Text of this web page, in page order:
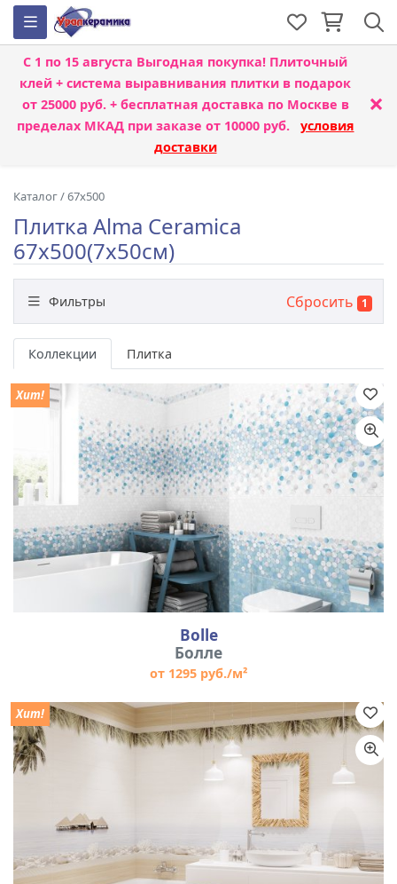
С 1 по 15 августа Выгодная покупка! Плиточный
клей + система выравнивания плитки в подарок
от 25000 руб. + бесплатная доставка по Москве в
пределах МКАД при заказе от 10000 руб. условия
доставки
×
Каталог/67x500
Плитка Alma Ceramica
67x500(7x50см)
Фильтры Сбросить 1
Бренд
Назначение
Цвет
Размер
Коллекции Плитка
Bolle
Болле
от 1295 руб./м²
Хит!
Хит!